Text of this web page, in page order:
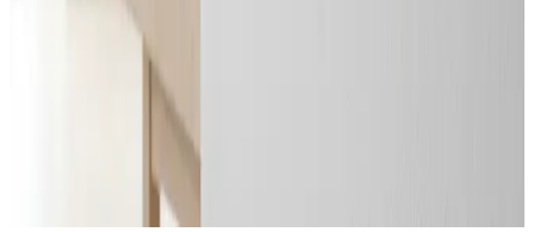
Professionel installation
70 60 30 04